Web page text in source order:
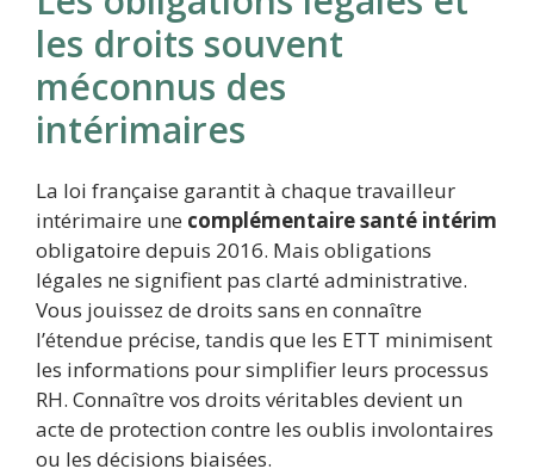
les droits souvent
méconnus des
intérimaires
La loi française garantit à chaque travailleur
intérimaire une complémentaire santé intérim
obligatoire depuis 2016. Mais obligations
légales ne signifient pas clarté administrative.
Vous jouissez de droits sans en connaître
l’étendue précise, tandis que les ETT minimisent
les informations pour simplifier leurs processus
RH. Connaître vos droits véritables devient un
acte de protection contre les oublis involontaires
ou les décisions biaisées.